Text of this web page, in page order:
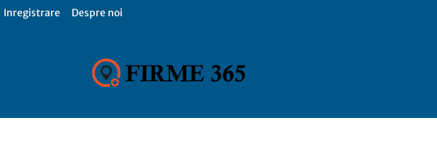
Inregistrare Despre noi